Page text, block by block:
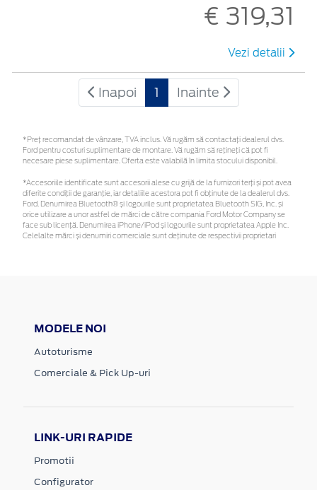
€ 319,31
Vezi detalii
Inapoi 1 Inainte
*Preţ recomandat de vânzare, TVA inclus. Vă rugăm să contactaţi dealerul dvs.
Ford pentru costuri suplimentare de montare. Vă rugăm să rețineți că pot fi
necesare piese suplimentare. Oferta este valabilă în limita stocului disponibil.
*Accesoriile identificate sunt accesorii alese cu grijă de la furnizori terți și pot avea
diferite condiții de garanție, iar detaliile acestora pot fi obținute de la dealerul dvs.
Ford. Denumirea Bluetooth® și logourile sunt proprietatea Bluetooth SIG, Inc. și
orice utilizare a unor astfel de mărci de către compania Ford Motor Company se
face sub licență. Denumirea iPhone/iPod și logourile sunt proprietatea Apple Inc.
Celelalte mărci și denumiri comerciale sunt deținute de respectivii proprietari
MODELE NOI
Autoturisme
Comerciale & Pick Up-uri
LINK-URI RAPIDE
Promotii
Configurator